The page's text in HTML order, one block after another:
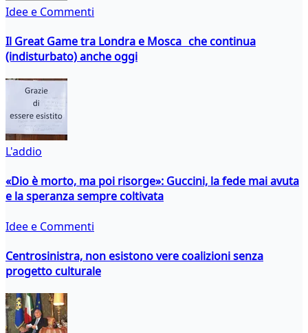
Idee e Commenti
Il Great Game tra Londra e Mosca che continua
(indisturbato) anche oggi
L'addio
«Dio è morto, ma poi risorge»: Guccini, la fede mai avuta
e la speranza sempre coltivata
Idee e Commenti
Centrosinistra, non esistono vere coalizioni senza
progetto culturale